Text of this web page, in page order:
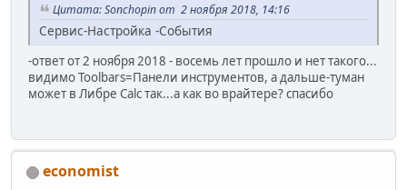
Цитата: Sonchopin от 2 ноября 2018, 14:16
Сервис-Настройка -События
-ответ от 2 ноября 2018 - восемь лет прошло и нет такого...
видимо Toolbars=Панели инструментов, а дальше-туман
может в Либре Calc так...а как во врайтере? спасибо
economist